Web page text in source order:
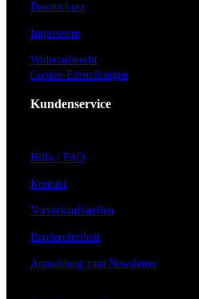
Datenschutz
Impressum
Widerrufsrecht
Cookie-Einstellungen
Kundenservice
Hilfe / FAQ
Kontakt
Vorverkaufsstellen
Barrierefreiheit
Anmeldung zum Newsletter